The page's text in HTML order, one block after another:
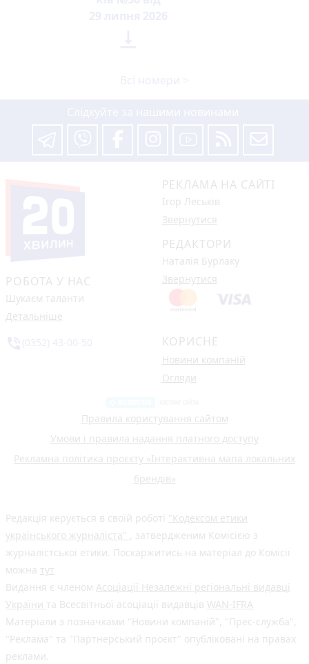
РОБОТА У НАС
Шукаєм таланти
Детальніше
РЕКЛАМА НА САЙТІ
Ігор Леськів
Звернутися
РЕДАКТОРИ
Наталія Бурлаку
Звернутися
КОРИСНЕ
Новини компаній
Огляди
Правила користування сайтом
Умови і правила надання платного доступу
Рекламна політика проєкту «Інтерактивна мапа локальних
брендів»
Редакція керується в своїй роботі "Кодексом етики
українського журналіста" , затвердженим Комісією з
журналістської етики. Поскаржитись на матеріал до Комісії
можна тут
Видання є членом Асоціації Незалежні регіональні видавці
України та Всесвітньої асоціації видавців WAN-IFRA
Матеріали з позначками "Новини компаній", "Прес-служба",
"Реклама" та "Партнерський проєкт" опубліковані на правах
реклами.